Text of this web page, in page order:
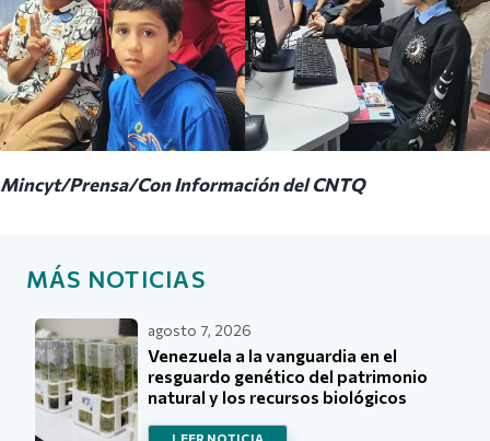
Mincyt/Prensa/Con Información del CNTQ
MÁS NOTICIAS
agosto 7, 2026
Venezuela a la vanguardia en el
resguardo genético del patrimonio
natural y los recursos biológicos